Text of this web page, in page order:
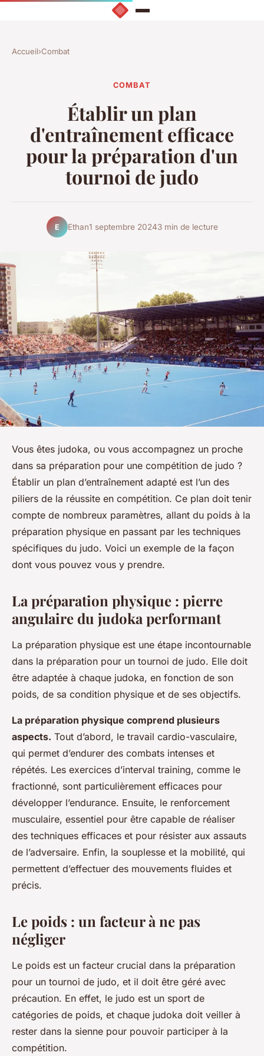
Accueil›Combat
COMBAT
Établir un plan
d'entraînement efficace
pour la préparation d'un
tournoi de judo
E Ethan1 septembre 20243 min de lecture
Vous êtes judoka, ou vous accompagnez un proche
dans sa préparation pour une compétition de judo ?
Établir un plan d’entraînement adapté est l’un des
piliers de la réussite en compétition. Ce plan doit tenir
compte de nombreux paramètres, allant du poids à la
préparation physique en passant par les techniques
spécifiques du judo. Voici un exemple de la façon
dont vous pouvez vous y prendre.
La préparation physique : pierre
angulaire du judoka performant
La préparation physique est une étape incontournable
dans la préparation pour un tournoi de judo. Elle doit
être adaptée à chaque judoka, en fonction de son
poids, de sa condition physique et de ses objectifs.
La préparation physique comprend plusieurs
aspects. Tout d’abord, le travail cardio-vasculaire,
qui permet d’endurer des combats intenses et
répétés. Les exercices d’interval training, comme le
fractionné, sont particulièrement efficaces pour
développer l’endurance. Ensuite, le renforcement
musculaire, essentiel pour être capable de réaliser
des techniques efficaces et pour résister aux assauts
de l’adversaire. Enfin, la souplesse et la mobilité, qui
permettent d’effectuer des mouvements fluides et
précis.
Le poids : un facteur à ne pas
négliger
Le poids est un facteur crucial dans la préparation
pour un tournoi de judo, et il doit être géré avec
précaution. En effet, le judo est un sport de
catégories de poids, et chaque judoka doit veiller à
rester dans la sienne pour pouvoir participer à la
compétition.